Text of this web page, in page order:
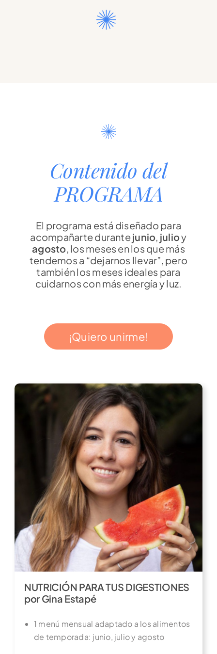
Contenido del
PROGRAMA
El programa está diseñado para
acompañarte durantejunio, julioy
agosto, los meses en los que más
tendemos a “dejarnos llevar”, pero
también los meses ideales para
cuidarnos con más energía y luz.
¡Quiero unirme!
NUTRICIÓN PARA TUS DIGESTIONES
por Gina Estapé
1 menú mensual adaptado a los alimentos
de temporada: junio, julio y agosto